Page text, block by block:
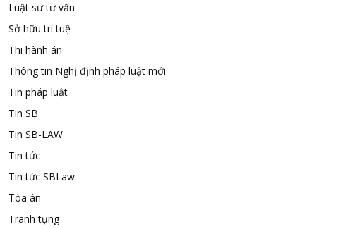
Luật sư tư vấn
Sở hữu trí tuệ
Thi hành án
Thông tin Nghị định pháp luật mới
Tin pháp luật
Tin SB
Tin SB-LAW
Tin tức
Tin tức SBLaw
Tòa án
Tranh tụng